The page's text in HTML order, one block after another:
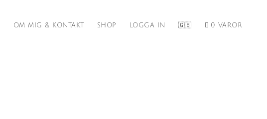
OM MIG & KONTAKT SHOP LOGGA IN 🇬🇧 0 VAROR